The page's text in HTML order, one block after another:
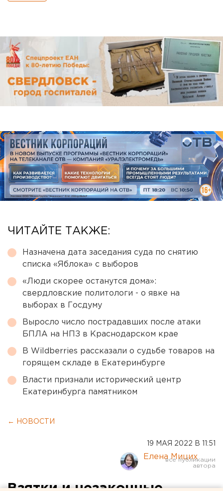
ЧИТАЙТЕ ТАКЖЕ:
Назначена дата заседания суда по снятию
списка «Яблока» с выборов
«Люди скорее останутся дома»:
свердловские политологи - о явке на
выборах в Госдуму
Выросло число пострадавших после атаки
БПЛА на НПЗ в Краснодарском крае
В Wildberries рассказали о судьбе товаров на
горящем складе в Екатеринбурге
Власти признали исторический центр
Екатеринбурга памятником
← НОВОСТИ
19 МАЯ 2022 В 11:51
Елена Мицих
Взятки и незаконные